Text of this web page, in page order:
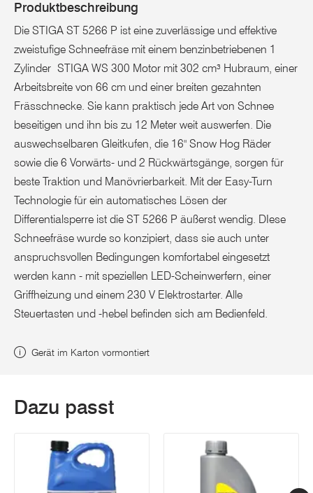
Produktbeschreibung
Die STIGA ST 5266 P ist eine zuverlässige und effektive
zweistufige Schneefräse mit einem benzinbetriebenen 1
Zylinder STIGA WS 300 Motor mit 302 cm³ Hubraum, einer
Arbeitsbreite von 66 cm und einer breiten gezahnten
Frässchnecke. Sie kann praktisch jede Art von Schnee
beseitigen und ihn bis zu 12 Meter weit auswerfen. Die
auswechselbaren Gleitkufen, die 16" Snow Hog Räder
sowie die 6 Vorwärts- und 2 Rückwärtsgänge, sorgen für
beste Traktion und Manövrierbarkeit. Mit der Easy-Turn
Technologie für ein automatisches Lösen der
Differentialsperre ist die ST 5266 P äußerst wendig. DIese
Schneefräse wurde so konzipiert, dass sie auch unter
anspruchsvollen Bedingungen komfortabel eingesetzt
werden kann - mit speziellen LED-Scheinwerfern, einer
Griffheizung und einem 230 V Elektrostarter. Alle
Steuertasten und -hebel befinden sich am Bedienfeld.
Gerät im Karton vormontiert
Dazu passt